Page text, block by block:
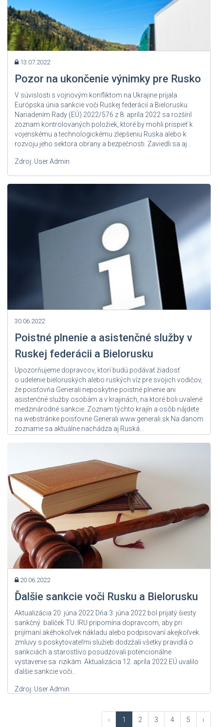
13.07.2022
Pozor na ukončenie výnimky pre Rusko
V súvislosti s vojnovým konfliktom na Ukrajine prijala
Európska únia sankcie voči Ruskej federácií a Bielorusku.
Nariadením Rady (EÚ) 2022/576 z 8. apríla 2022 sa rozšíril
zoznam kontrolovaných položiek, ktoré by mohli prispieť k
vojenskému a technologickému zlepšeniu Ruska alebo k
rozvoju jeho sektora obrany a bezpečnosti. Zaviedli sa aj...
Zdroj: User Admin
30.06.2022
Poistné plnenie a asistenčné služby v
Ruskej federácii a Bielorusku
Upozorňujeme dopravcov, ktorí budú podávať žiadosť
o udelenie bieloruských alebo ruských víz pre svojich vodičov,
že poisťovňa Generali neposkytne poistné plnenie ani
asistenčné služby osobám a v krajinách, na ktoré boli uvalené
medzinárodné sankcie. Zoznam týchto krajín a osôb nájdete
na webstránke poisťovne Generali www.generali.sk Na danom
zozname sa aktuálne nachádza aj Ruská...
20.06.2022
Ďalšie sankcie voči Rusku a Bielorusku
Aktualizácia 20. júna 2022 Dňa 3. júna 2022 bol prijatý šiesty
sankčný balíček TU. IRU pripomína dopravcom, aby pri
prijímaní akéhokoľvek nákladu alebo podpisovaní akejkoľvek
zmluvy s poskytovateľmi služieb dodzžali všetky pravidlá o
sankciách a starostlivo posudzovali potencionálne
vystavenie sa rizikám. Aktualizácia 12. apríla 2022 EÚ uvalilo
ďalšie sankcie voči...
Zdroj: User Admin
‹ 1 2 3 4 5 ›